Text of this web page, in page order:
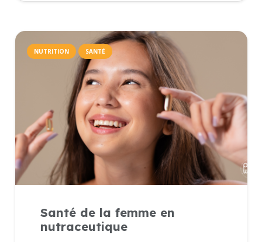
NUTRITION SANTÉ
Santé de la femme en
nutraceutique